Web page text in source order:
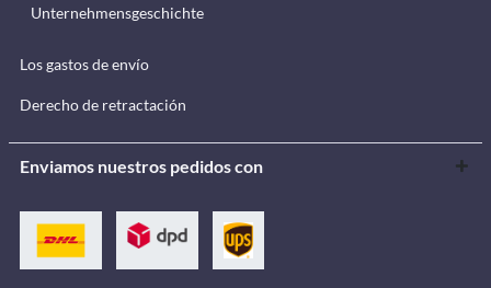
Unternehmensgeschichte
Los gastos de envío
Derecho de retractación
Enviamos nuestros pedidos con